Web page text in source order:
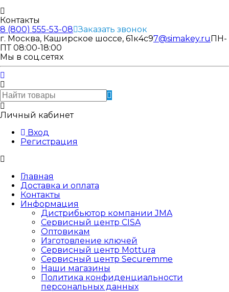
Контакты
8 (800) 555-53-08 Заказать звонок
г. Москва, Каширское шоссе, 61к4с97@simakey.ruПН-
ПТ 08:00-18:00
Мы в соц.сетях
Личный кабинет
Вход
Регистрация
Главная
Доставка и оплата
Контакты
Информация
Дистрибьютор компании JMA
Сервисный центр CISA
Оптовикам
Изготовление ключей
Сервисный центр Mottura
Сервисный центр Securemme
Наши магазины
Политика конфиденциальности
персональных данных